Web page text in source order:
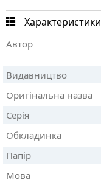
Характеристики
Автор
Видавництво
Оригінальна назва
Серія
Обкладинка
Папір
Мова